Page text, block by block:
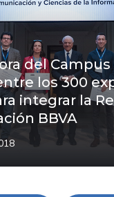
del Campus
los 300
integrar la
BBVA